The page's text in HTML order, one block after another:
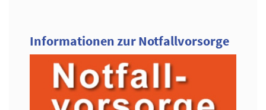
Informationen zur Notfallvorsorge